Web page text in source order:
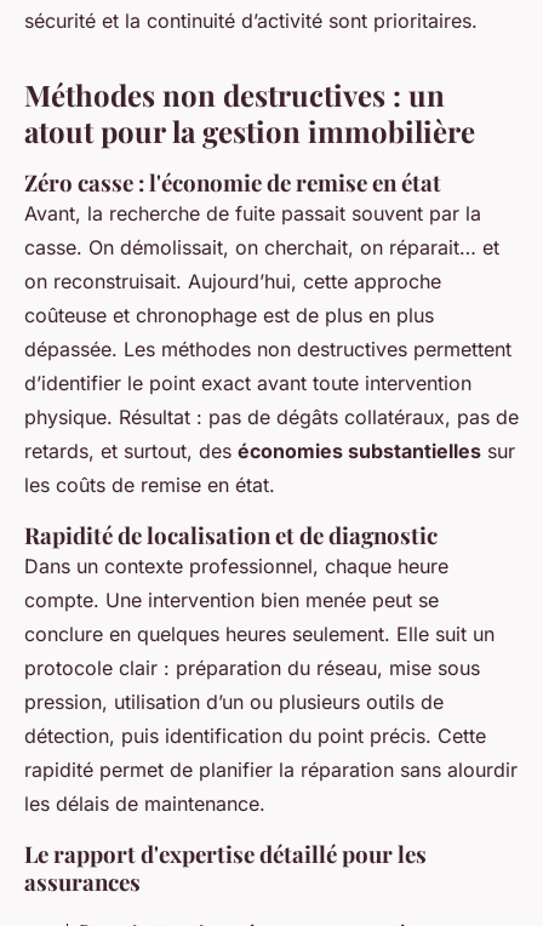
sécurité et la continuité d’activité sont prioritaires.
Méthodes non destructives : un
atout pour la gestion immobilière
Zéro casse : l'économie de remise en état
Avant, la recherche de fuite passait souvent par la
casse. On démolissait, on cherchait, on réparait… et
on reconstruisait. Aujourd’hui, cette approche
coûteuse et chronophage est de plus en plus
dépassée. Les méthodes non destructives permettent
d’identifier le point exact avant toute intervention
physique. Résultat : pas de dégâts collatéraux, pas de
retards, et surtout, des économies substantielles sur
les coûts de remise en état.
Rapidité de localisation et de diagnostic
Dans un contexte professionnel, chaque heure
compte. Une intervention bien menée peut se
conclure en quelques heures seulement. Elle suit un
protocole clair : préparation du réseau, mise sous
pression, utilisation d’un ou plusieurs outils de
détection, puis identification du point précis. Cette
rapidité permet de planifier la réparation sans alourdir
les délais de maintenance.
Le rapport d'expertise détaillé pour les
assurances